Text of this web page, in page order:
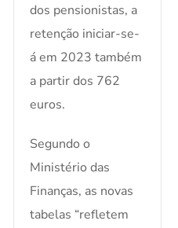
dos pensionistas, a
retenção iniciar-se-
á em 2023 também
a partir dos 762
euros.
Segundo o
Ministério das
Finanças, as novas
tabelas “refletem